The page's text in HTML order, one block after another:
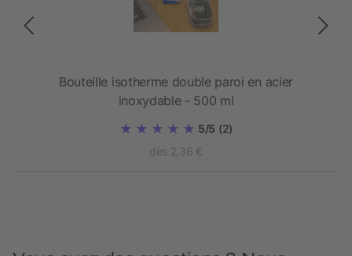
Bouteille isotherme double paroi en acier
inoxydable - 500 ml
5/5 (2)
dès 2,36 €